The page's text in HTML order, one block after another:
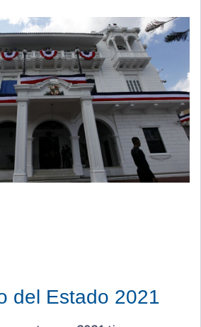
del Estado 2021